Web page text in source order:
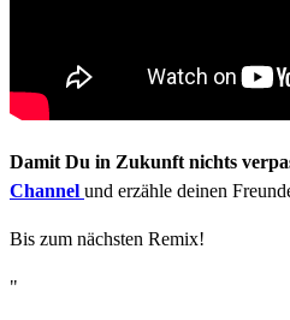
Damit Du in Zukunft nichts
Channel und erzähle deinen
Bis zum nächsten Remix!
"